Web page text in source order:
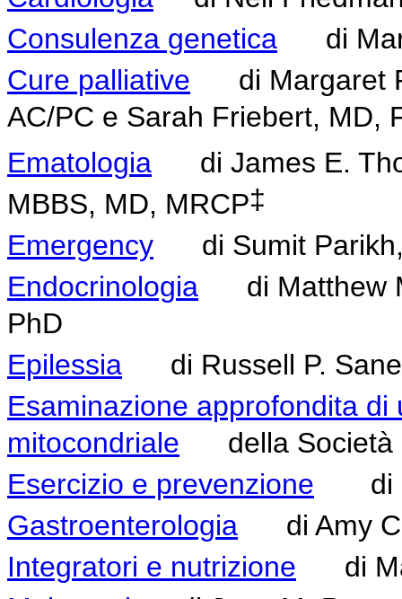
Consulenza genetica di
Cure palliative di Margaret
AC/PC e Sarah Friebert, MD,
Ematologia di James E.
MBBS, MD, MRCP‡
Emergency di Sumit
Endocrinologia di Matthew
PhD
Epilessia di Russell P.
Esaminazione approfondita
mitocondriale della Società
Esercizio e prevenzione di
Gastroenterologia di Amy C.
Integratori e nutrizione di